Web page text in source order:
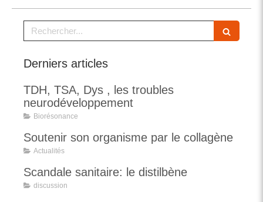
Rechercher
Derniers articles
TDH, TSA, Dys , les troubles
neurodéveloppement
Biorésonance
Soutenir son organisme par le collagène
Actualités
Scandale sanitaire: le distilbène
discussion